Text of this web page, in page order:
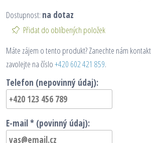
Dostupnost: na dotaz
Přidat do oblíbených položek
Máte zájem o tento produkt? Zanechte nám
zavolejte na číslo+420 602 421 859.
Telefon (nepovinný údaj):
E-mail * (povinný údaj):